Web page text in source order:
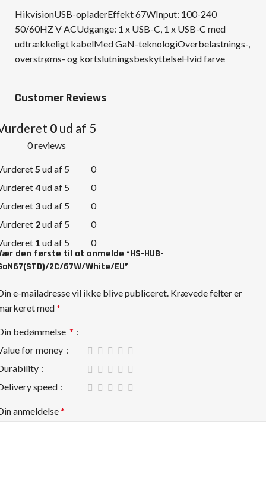
HikvisionUSB-opladerEffekt 67WInput: 100-240
50/60HZ V ACUdgange: 1 x USB-C, 1 x USB-C med
udtrækkeligt kabelMed GaN-teknologiOverbelastnings-,
overstrøms- og kortslutningsbeskyttelseHvid farve
Customer Reviews
0 ud af 5
0 reviews
5 ud af 5
0
4ud af 5
0
3ud af 5
0
2ud af 5
0
1 ud af 5 0
den første til at anmelde “HS-HUB-
2C/67W/White/EU”
e-mailadresse vil ikke blive publiceret. Krævede felter er
med*
bedømmelse *
for money
speed
anmeldelse*